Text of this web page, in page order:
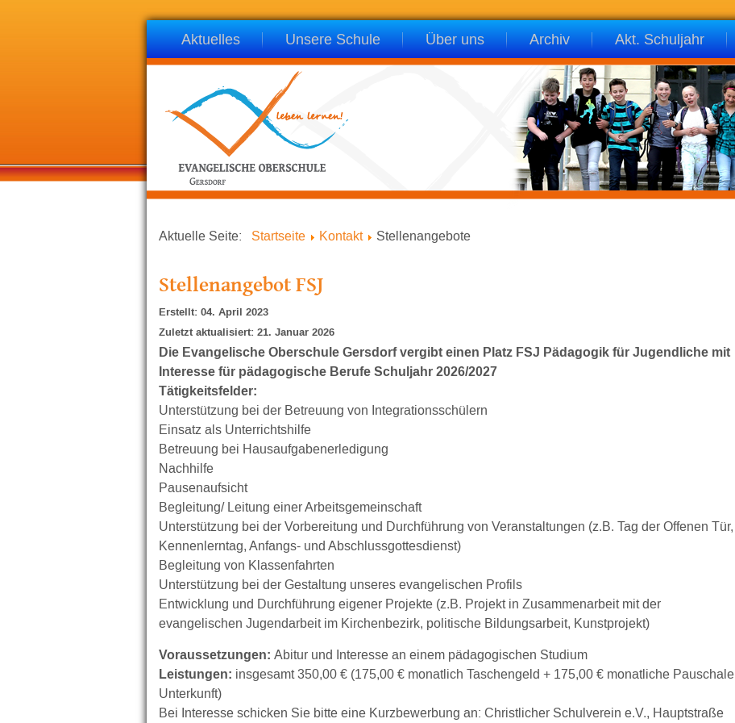
Aktuelles Unsere Schule Über uns Archiv Akt. Schuljahr
Aktuelle Seite: Startseite Kontakt Stellenangebote
Stellenangebot FSJ
Erstellt: 04. April 2023
Zuletzt aktualisiert: 21. Januar 2026
Die Evangelische Oberschule Gersdorf vergibt einen Platz FSJ Pädagogik für Jugendliche mit
Interesse für pädagogische Berufe Schuljahr 2026/2027
Tätigkeitsfelder:
Unterstützung bei der Betreuung von Integrationsschülern
Einsatz als Unterrichtshilfe
Betreuung bei Hausaufgabenerledigung
Nachhilfe
Pausenaufsicht
Begleitung/ Leitung einer Arbeitsgemeinschaft
Unterstützung bei der Vorbereitung und Durchführung von Veranstaltungen (z.B. Tag der Offenen Tür,
Kennenlerntag, Anfangs- und Abschlussgottesdienst)
Begleitung von Klassenfahrten
Unterstützung bei der Gestaltung unseres evangelischen Profils
Entwicklung und Durchführung eigener Projekte (z.B. Projekt in Zusammenarbeit mit der
evangelischen Jugendarbeit im Kirchenbezirk, politische Bildungsarbeit, Kunstprojekt)
Voraussetzungen: Abitur und Interesse an einem pädagogischen Studium
Leistungen: insgesamt 350,00 € (175,00 € monatlich Taschengeld + 175,00 € monatliche Pauschale
Unterkunft)
Bei Interesse schicken Sie bitte eine Kurzbewerbung an: Christlicher Schulverein e.V., Hauptstraße